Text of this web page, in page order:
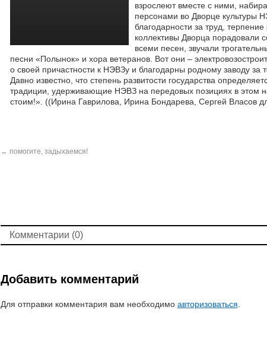
взрослеют вместе с ними,
персонами во Дворце культуры
благодарности за труд,
коллективы Дворца
всеми песен, звучали
песни «Полынок» и хора ветеранов. Вот они –
о своей причастности к НЭВЗу и благодарны родному заводу за
Давно известно, что степень развитости государства
традиции, удерживающие НЭВЗ на передовых позициях в этом
стоим!». ((Ирина Гаврилова, Ирина Бондарева, Сергей Власов
← помогите, задыхаемся!
Комментарии (0)
Добавить комментарий
Для отправки комментария вам необходимо авторизоваться.